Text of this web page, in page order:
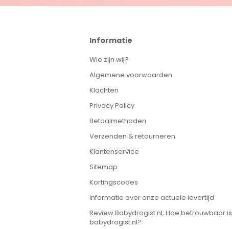
Informatie
Wie zijn wij?
Algemene voorwaarden
Klachten
Privacy Policy
Betaalmethoden
Verzenden & retourneren
Klantenservice
Sitemap
Kortingscodes
Informatie over onze actuele levertijd
Review Babydrogist.nl; Hoe betrouwbaar is
babydrogist.nl?